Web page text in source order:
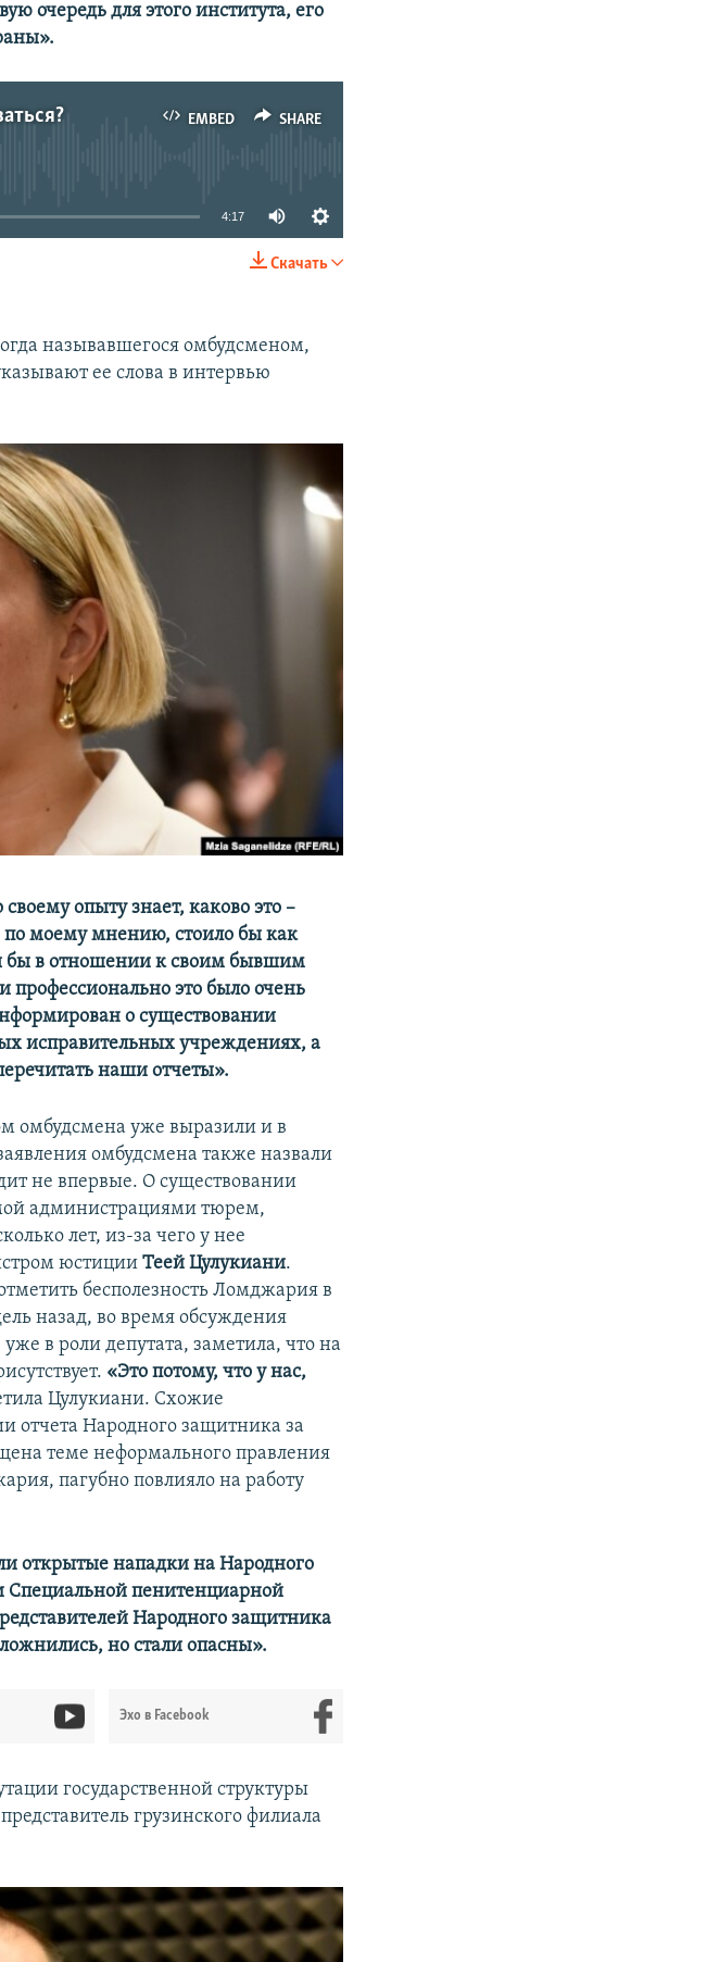
очередь для этого института, его
EMBED SHARE
4:17
Скачать
называвшегося омбудсменом,
ее слова в интервью
опыту знает, каково это –
по моему мнению, стоило бы как
бы в отношении к своим бывшим
профессионально это было очень
о существовании
исправительных учреждениях, а
наши отчеты».
омбудсмена уже выразили и в
омбудсмена также назвали
не впервые. О существовании
администрациями тюрем,
лет, из-за чего у нее
юстицииТеей Цулукиани.
бесполезность Ломджария в
назад, во время обсуждения
в роли депутата, заметила, что на
«Это потому, что у нас,
Цулукиани. Схожие
отчета Народного защитника за
теме неформального правления
пагубно повлияло на работу
открытые нападки на Народного
пенитенциарной
Народного защитника
но стали опасны».
Эхо в Facebook
государственной структуры
грузинского филиала